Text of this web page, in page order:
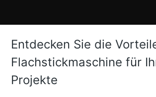
Entdecken Sie die
Flachstickmaschine für
Projekte